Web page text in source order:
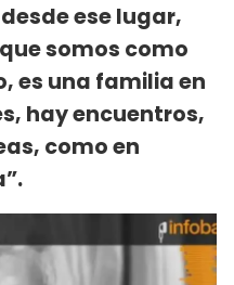
ese lugar,
somos como
es una familia en
hay encuentros,
como en